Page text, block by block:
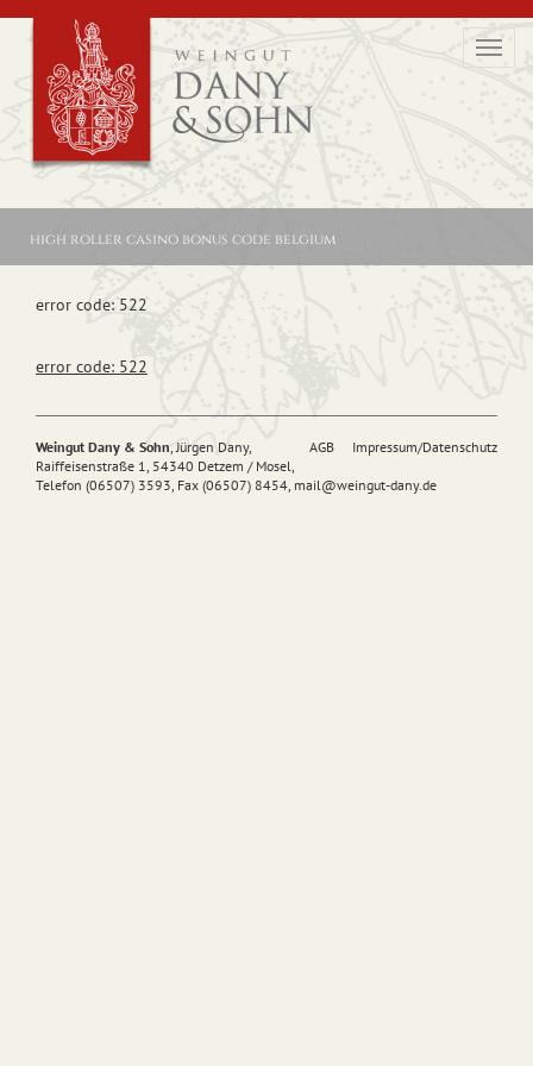
high roller casino bonus code belgium
error code: 522
error code: 522
AGB Impressum/Datenschutz
Weingut Dany & Sohn, Jürgen Dany,
Raiffeisenstraße 1, 54340 Detzem / Mosel,
Telefon (06507) 3593, Fax (06507) 8454, mail@weingut-dany.de